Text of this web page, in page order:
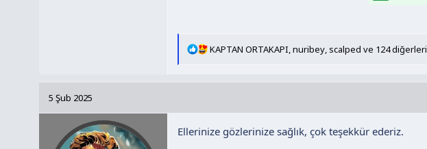
T
l
e
KAPTAN ORTAKAPI,nuribey,scalped ve 124 diğerleri
5 Şub 2025
Ellerinize gözlerinize sağlık, çok teşekkür ederiz.